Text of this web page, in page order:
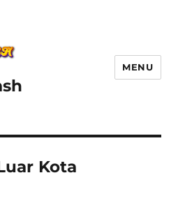
MENU
Kota